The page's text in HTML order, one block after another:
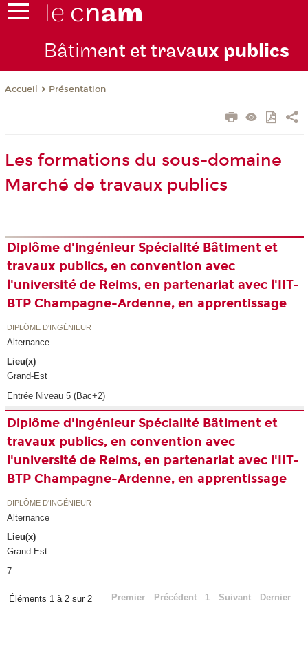
Bâtiment et travaux publics
Accueil Présentation
Les formations du sous-domaine
Marché de travaux publics
Diplôme d'ingénieur Spécialité Bâtiment et
travaux publics, en convention avec
l'université de Reims, en partenariat avec l'IIT-
BTP Champagne-Ardenne, en apprentissage
DIPLÔME D'INGÉNIEUR
Alternance
Lieu(x)
Grand-Est
Entrée Niveau 5 (Bac+2)
Diplôme d'ingénieur Spécialité Bâtiment et
travaux publics, en convention avec
l'université de Reims, en partenariat avec l'IIT-
BTP Champagne-Ardenne, en apprentissage
DIPLÔME D'INGÉNIEUR
Alternance
Lieu(x)
Grand-Est
7
Éléments 1 à 2 sur 2 Premier Précédent 1 Suivant Dernier